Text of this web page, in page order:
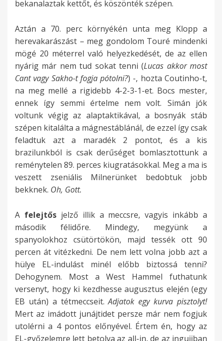
bekanalaztak kettőt, és köszönték szépen.
Aztán a 70. perc környékén unta meg Klopp a
herevakarászást – meg gondolom Touré mindenki
mögé 20 méterrel való helyezkedését, de az ellen
nyárig már nem tud sokat tenni (Lucas akkor most
Cant vagy Sakho-t fogja pótolni?) -, hozta Coutinho-t,
na meg mellé a rigidebb 4-2-3-1-et. Bocs mester,
ennek így semmi értelme nem volt. Simán jók
voltunk végig az alaptaktikával, a bosnyák stáb
szépen kitalálta a mágnestáblánál, de ezzel így csak
feladtuk azt a maradék 2 pontot, és a kis
brazilunkból is csak derűséget bomlasztottunk a
reménytelen 89. perces kiugratásokkal. Meg a ma is
veszett zseniális Milnerünket bedobtuk jobb
bekknek. Oh, Gott.
A felejtősjelző illik a meccsre, vagyis inkább a
második félidőre. Mindegy, megyünk a
spanyolokhoz csütörtökön, majd tessék ott 90
percen át vitézkedni. De nem lett volna jobb azt a
hülye EL-indulást minél előbb biztossá tenni?
Dehogynem. Most a West Hammel futhatunk
versenyt, hogy ki kezdhesse augusztus elején (egy
EB után) a tétmeccseit.Adjatok egy kurva pisztolyt!
Mert az imádott junájtidet persze már nem fogjuk
utolérni a 4 pontos előnyével. Értem én, hogy az
EL-győzelemre lett betolva az all-in, de az ingujjban